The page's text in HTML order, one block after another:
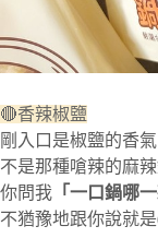
🔴香辣椒鹽
剛入口是椒鹽的香
不是那種嗆辣的麻
你問我 「一口鍋哪
不猶豫地跟你說就